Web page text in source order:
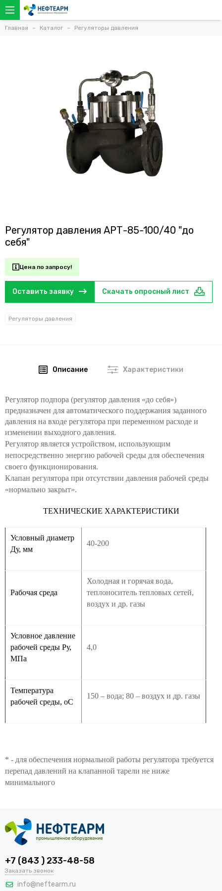
Главная Каталог Регуляторы давления
Регулятор давления АРТ-85-100/40 "до
себя"
Цена по запросу!
Оставить заявку Скачать опросный лист
Регуляторы давления
Описание Характеристики
Регулятор подпора (регулятор давления «до себя»)
предназначен для автоматического поддержания заданного
давления на входе регулятора при переменном расходе и
изменении выходного давления.
Регулятор является устройством, использующим
непосредственно энергию рабочей среды для обеспечения
своего функционирования.
Клапан регулятора при отсутствии давления рабочей среды
«нормально закрыт».
ТЕХНИЧЕСКИЕ ХАРАКТЕРИСТИКИ
Условный диаметр
Ду, мм
40-200
Рабочая среда
Холодная и горячая вода,
теплоноситель тепловых сетей,
воздух и др. газы
Условное давление
рабочей среды Ру,
МПа
4,0
Температура
рабочей среды, оС
150 – вода; 80 – воздух и др. газы
* - для обеспечения нормальной работы регулятора требуется
перепад давлений на клапанной тарели не ниже
минимального
+7 (843 ) 233-48-58
Заказать звонок
info@neftearm.ru